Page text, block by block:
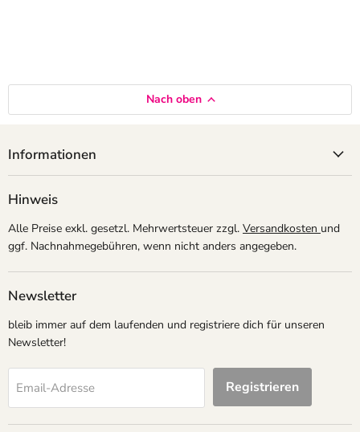
ihre Silvesterdekoration und ihr Party-Styling mit einem besonderen Detail
ergänzen möchten. Kombiniert mit weiterer Silvesterdeko, Gläsern,
Konfetti oder passenden Partyartikeln entsteht ein harmonisches
Nach oben
Informationen
Hinweis
Alle Preise exkl. gesetzl. Mehrwertsteuer zzgl. Versandkosten und
ggf. Nachnahmegebühren, wenn nicht anders angegeben.
Newsletter
bleib immer auf dem laufenden und registriere dich für unseren
Newsletter!
Email-Adresse Registrieren